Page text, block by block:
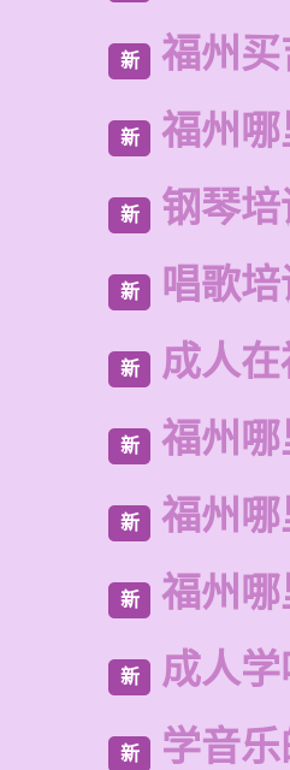
新 福州
新 福州
新 钢琴
新 唱歌
新 成人
新 福州
新 福州
新 福州
新 成人
新 学音